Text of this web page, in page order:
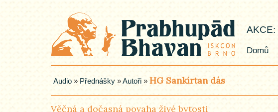
AKCE:
Domů
Audio » Přednášky »Autoři » HG Sankírtan dás
Věčná a dočasná povaha živé bytosti